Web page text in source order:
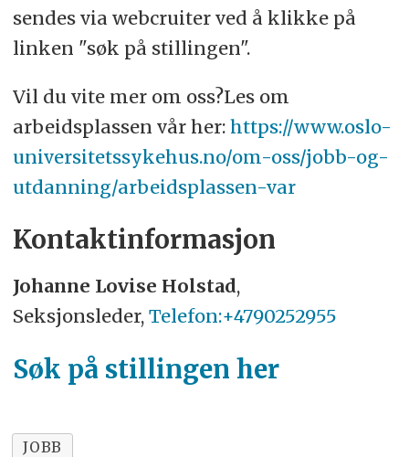
sendes via webcruiter ved å klikke på
linken "søk på stillingen".
Vil du vite mer om oss?Les om
arbeidsplassen vår her: https://www.oslo-
universitetssykehus.no/om-oss/jobb-og-
utdanning/arbeidsplassen-var
Kontaktinformasjon
Johanne Lovise Holstad,
Seksjonsleder, Telefon:+4790252955
Søk på stillingen her
JOBB